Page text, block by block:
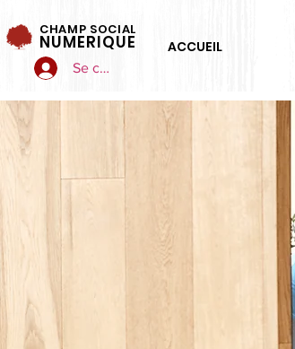
CHAMP SOCIAL
NUMERIQUE
Se connecter
ACCUEIL